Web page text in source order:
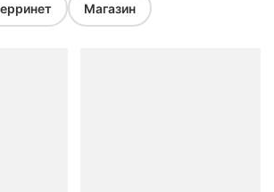
Магазин